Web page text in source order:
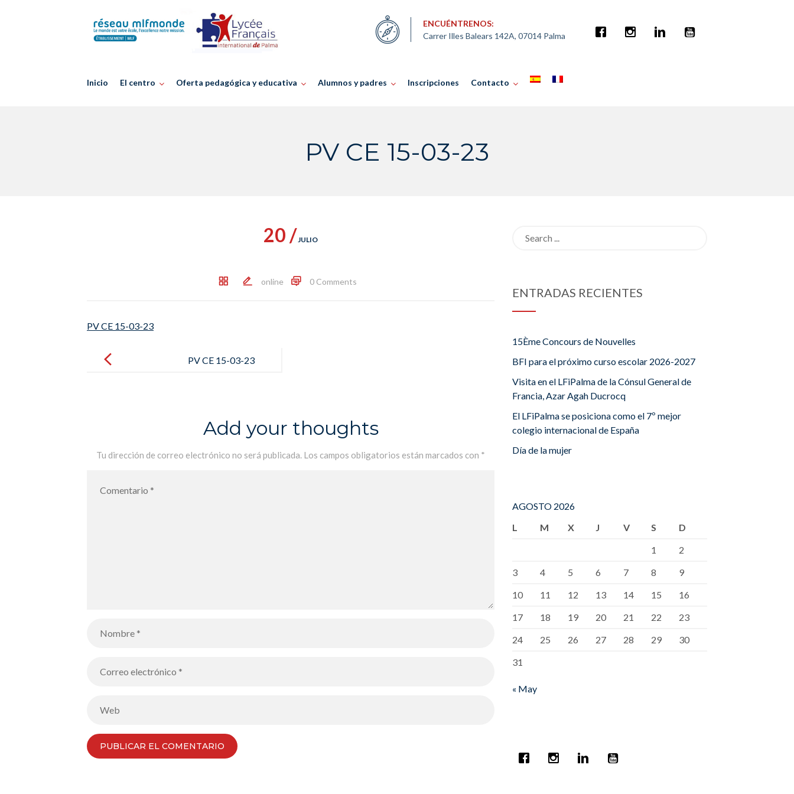
ENCUÉNTRENOS:
Carrer Illes Balears 142A, 07014 Palma
Inicio El centro Oferta pedagógica y educativa Alumnos y padres Inscripciones Contacto
PV CE 15-03-23
20 /JULIO
online 0 Comments
PV CE 15-03-23
navigation
PV CE 15-03-23
Add your thoughts
Tu dirección de correo electrónico no será publicada. Los campos obligatorios están marcados con *
ENTRADAS RECIENTES
15Ème Concours de Nouvelles
BFI para el próximo curso escolar 2026-2027
Visita en el LFiPalma de la Cónsul General de
Francia, Azar Agah Ducrocq
El LFiPalma se posiciona como el 7º mejor
colegio internacional de España
Día de la mujer
AGOSTO 2026
L
M X J V S
D
1
2
3
4 5 6 7 8
9
10
11 12 13 14 15
16
17
18 19 20 21 22
23
24
25 26 27 28 29
30
31
« May